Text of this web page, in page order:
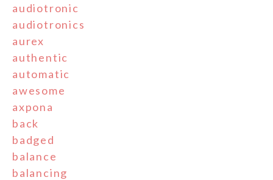
audiotronic
audiotronics
aurex
authentic
automatic
awesome
axpona
back
badged
balance
balancing